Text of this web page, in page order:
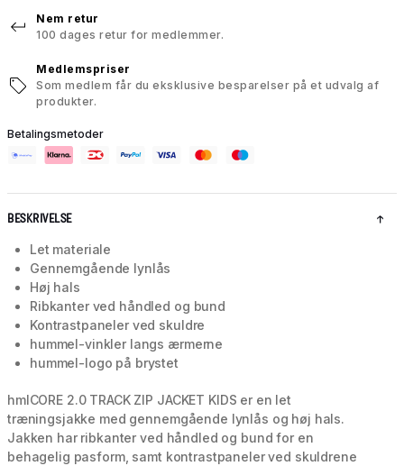
Nem retur
100 dages retur for medlemmer.
Medlemspriser
Som medlem får du eksklusive besparelser på et udvalg af
produkter.
Betalingsmetoder
BESKRIVELSE
Let materiale
Gennemgående lynlås
Høj hals
Ribkanter ved håndled og bund
Kontrastpaneler ved skuldre
hummel-vinkler langs ærmerne
hummel-logo på brystet
hmlCORE 2.0 TRACK ZIP JACKET KIDS er en let
træningsjakke med gennemgående lynlås og høj hals.
Jakken har ribkanter ved håndled og bund for en
behagelig pasform, samt kontrastpaneler ved skuldrene